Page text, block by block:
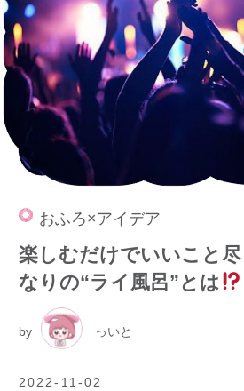
おふろ×アイデア
楽しむだけでいいこと
なりの“ライ風呂”とは
by っいと
2022-11-02